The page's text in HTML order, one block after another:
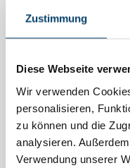
Zustimmung
Diese Webseite
Wir verwenden
personalisieren,
zu können und die
analysieren.
Verwendung unserer
Helemaal prima.
Paul W.
Voldoet prima aan de